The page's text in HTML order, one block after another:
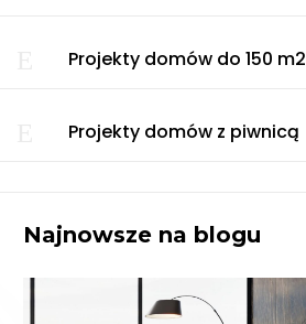
Projekty domów do 150 m2
Projekty domów z piwnicą
Najnowsze na blogu